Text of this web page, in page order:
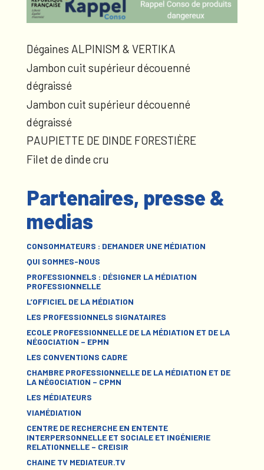
Dégaines ALPINISM & VERTIKA
Jambon cuit supérieur découenné
dégraissé
Jambon cuit supérieur découenné
dégraissé
PAUPIETTE DE DINDE FORESTIÈRE
Filet de dinde cru
Partenaires, presse &
medias
CONSOMMATEURS : DEMANDER UNE MÉDIATION
QUI SOMMES-NOUS
PROFESSIONNELS : DÉSIGNER LA MÉDIATION
PROFESSIONNELLE
L’OFFICIEL DE LA MÉDIATION
LES PROFESSIONNELS SIGNATAIRES
ECOLE PROFESSIONNELLE DE LA MÉDIATION ET DE LA
NÉGOCIATION – EPMN
LES CONVENTIONS CADRE
CHAMBRE PROFESSIONNELLE DE LA MÉDIATION ET DE
LA NÉGOCIATION – CPMN
LES MÉDIATEURS
VIAMÉDIATION
CENTRE DE RECHERCHE EN ENTENTE
INTERPERSONNELLE ET SOCIALE ET INGÉNIERIE
RELATIONNELLE – CREISIR
CHAINE TV MEDIATEUR.TV